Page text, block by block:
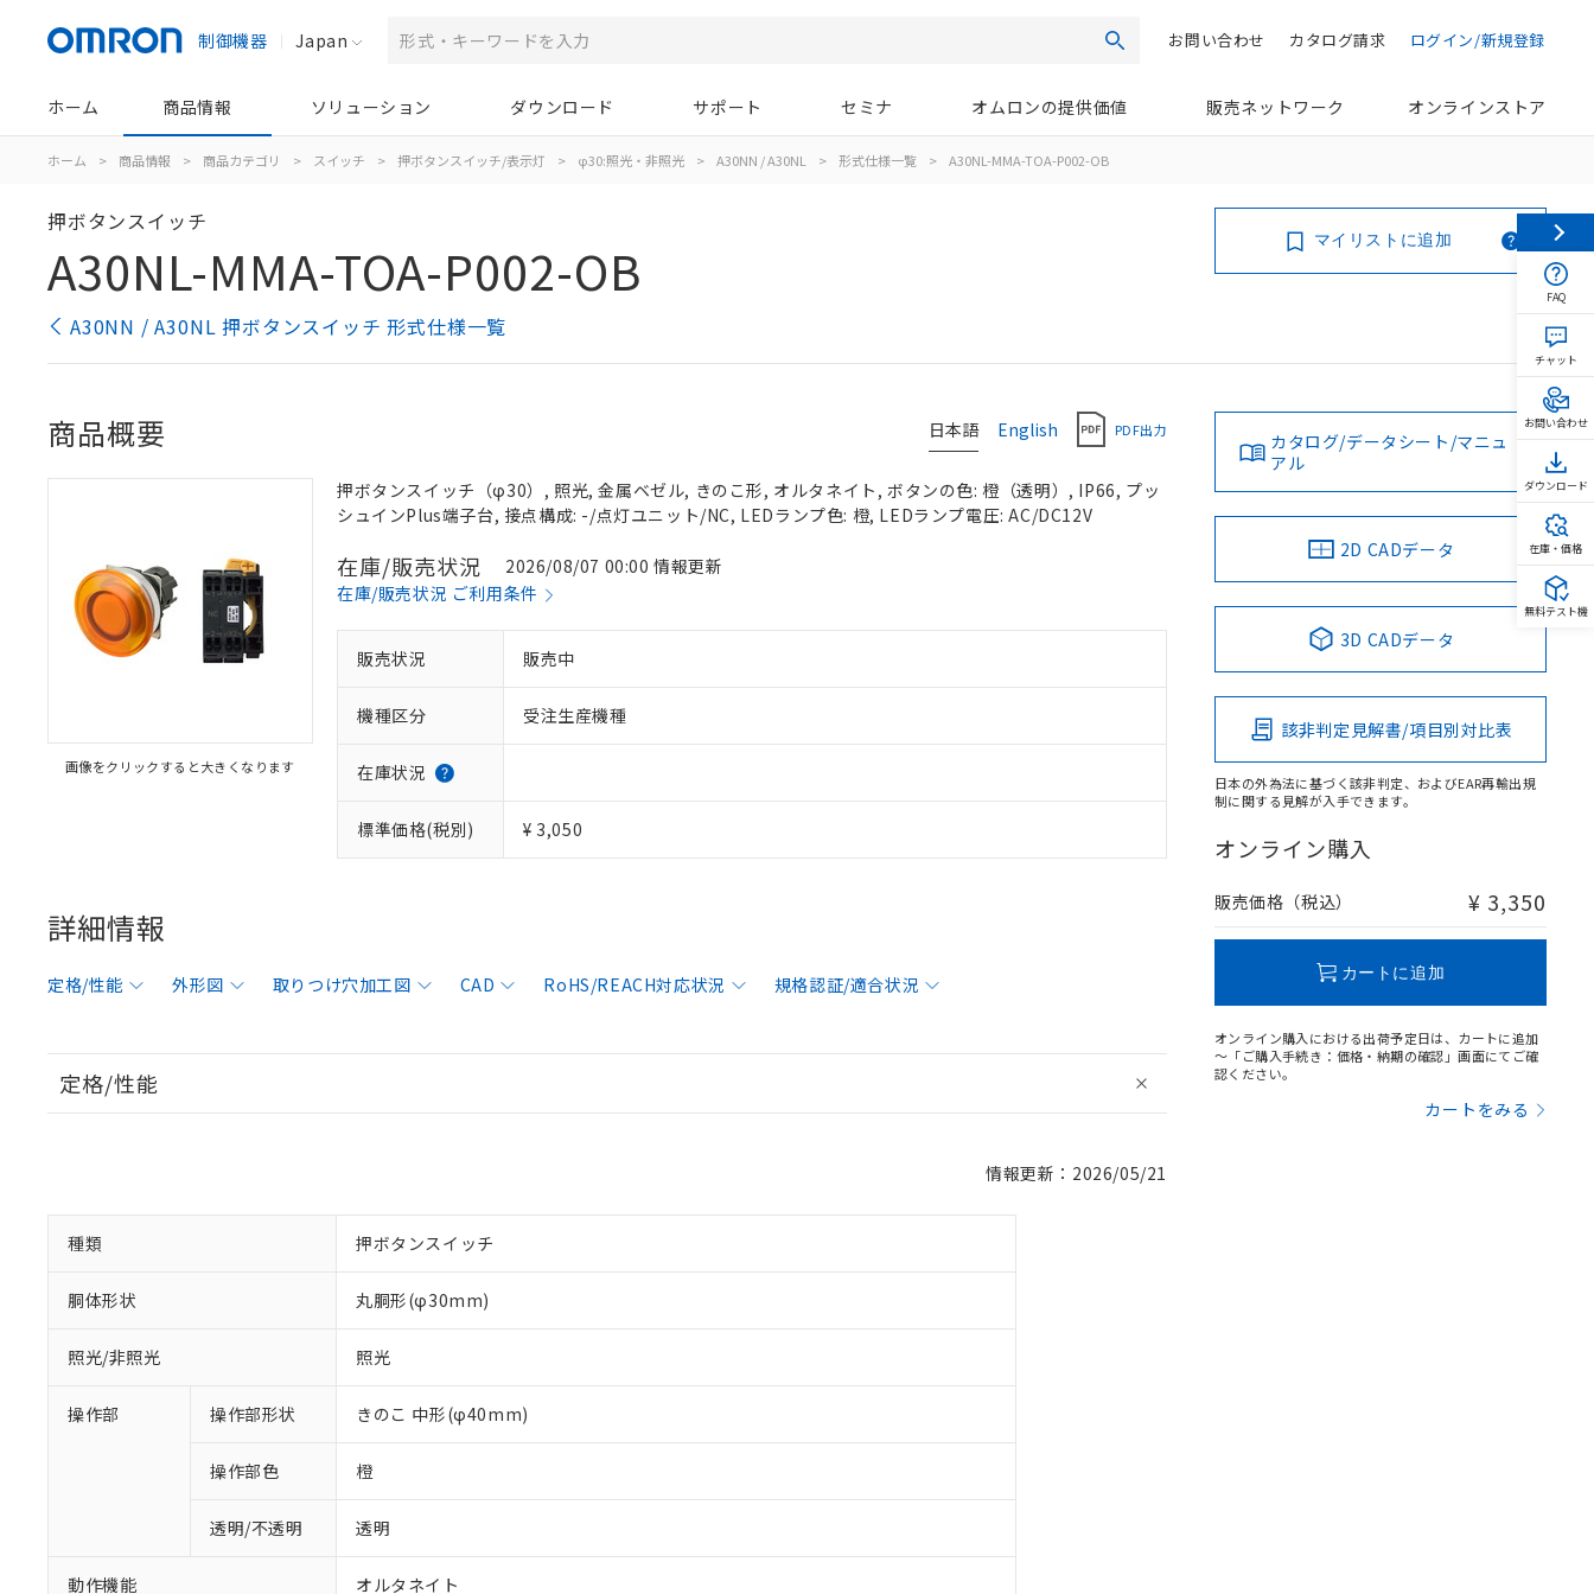
制御機器 Japan 検索 ログイン/新規登録
カタログ請求
お問い合わせ
ホーム 商品情報 ソリューション ダウンロード サポート セミナ オムロンの提供価値 販売ネットワーク オンラインストア
ホーム > 商品情報 > 商品カテゴリ > スイッチ > 押ボタンスイッチ/表示灯 > φ30:照光・非照光 > A30NN / A30NL > 形式仕様一覧 > A30NL-MMA-TOA-P002-OB
押ボタンスイッチ
A30NL-MMA-TOA-P002-OB
A30NN / A30NL 押ボタンスイッチ 形式仕様一覧
マイリストに追加
日本語 English PDF出力
商品概要
画像をクリックすると大きくなります
押ボタンスイッチ（φ30）, 照光, 金属ベゼル, きのこ形, オルタネイト, ボタンの色: 橙（透明）, IP66, プッ
シュインPlus端子台, 接点構成: -/点灯ユニット/NC, LEDランプ色: 橙, LEDランプ電圧: AC/DC12V
在庫/販売状況
2026/08/07 00:00 情報更新
在庫/販売状況 ご利用条件
販売状況 販売中
機種区分 受注生産機種
在庫状況
標準価格(税別) ¥ 3,050
詳細情報
定格/性能 外形図 取りつけ穴加工図 CAD RoHS/REACH対応状況 規格認証/適合状況
定格/性能
情報更新：2026/05/21
種類 押ボタンスイッチ
胴体形状 丸胴形(φ30mm)
照光/非照光 照光
操作部 操作部形状 きのこ 中形(φ40mm)
操作部色 橙
透明/不透明 透明
動作機能 オルタネイト
カタログ/データシート/マニュ
アル
2D CADデータ
3D CADデータ
該非判定見解書/項目別対比表
日本の外為法に基づく該非判定、およびEAR再輸出規
制に関する見解が入手できます。
オンライン購入
販売価格（税込） ¥ 3,350
カートに追加
オンライン購入における出荷予定日は、カートに追加
～「ご購入手続き：価格・納期の確認」画面にてご確
認ください。
カートをみる
FAQ
チャット
お問い合わせ
ダウンロード
在庫・価格
無料テスト機